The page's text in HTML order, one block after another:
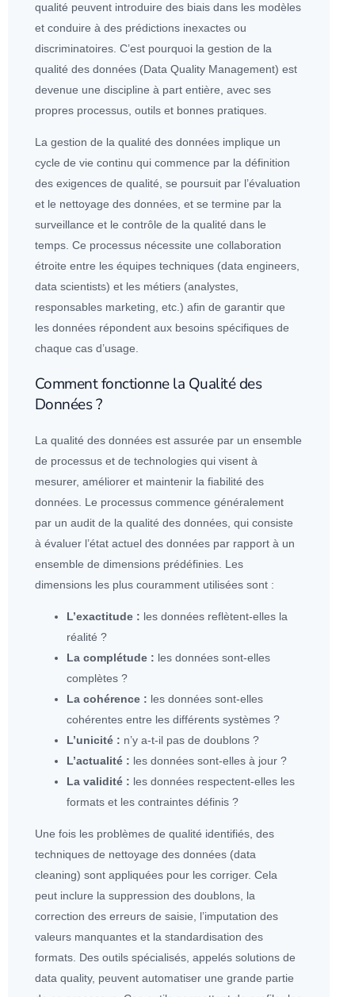
qualité peuvent introduire des biais dans les modèles
et conduire à des prédictions inexactes ou
discriminatoires. C’est pourquoi la gestion de la
qualité des données (Data Quality Management) est
devenue une discipline à part entière, avec ses
propres processus, outils et bonnes pratiques.
La gestion de la qualité des données implique un
cycle de vie continu qui commence par la définition
des exigences de qualité, se poursuit par l’évaluation
et le nettoyage des données , et se termine par la
surveillance et le contrôle de la qualité dans le
temps. Ce processus nécessite une collaboration
étroite entre les équipes techniques (data engineers,
data scientists) et les métiers (analystes,
responsables marketing, etc.) afin de garantir que
les données répondent aux besoins spécifiques de
chaque cas d’usage
Comment fonctionne la Qualité des
Données ?
La qualité des données est assurée par un ensemble
de processus et de technologies qui visent à
mesurer, améliorer et maintenir la fiabilité des
données . Le processus commence généralement
par un audit de la qualité des données , qui consiste
à évaluer l’état actuel des données par rapport à un
ensemble de dimensions prédéfinies. Les
dimensions les plus couramment utilisées sont :
L’exactitude : les données reflètent-elles la
réalité ?
La complétude : les données sont-elles
complètes ?
La cohérence : les données sont-elles
cohérentes entre les différents systèmes ?
L’unicité : n’y a-t-il pas de doublons ?
L’actualité : les données sont-elles à jour ?
La validité : les données respectent-elles les
formats et les contraintes définis ?
Une fois les problèmes de qualité identifiés, des
techniques de nettoyage des données (data
cleaning) sont appliquées pour les corriger. Cela
peut inclure la suppression des doublons, la
correction des erreurs de saisie, l’imputation des
valeurs manquantes et la standardisation des
formats. Des outils spécialisés, appelés solutions de
data quality, peuvent automatiser une grande partie